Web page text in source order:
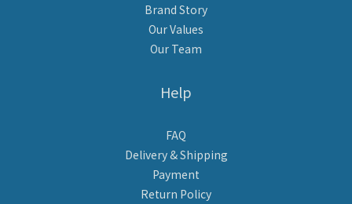
Brand Story
Our Values
Our Team
Help
FAQ
Delivery & Shipping
Payment
Return Policy